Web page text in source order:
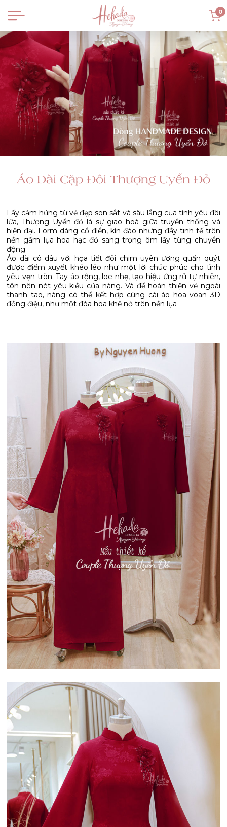
0
Áo Dài Cặp Đôi Thượng Uyển Đỏ
Lấy cảm hứng từ vẻ đẹp son sắt và sâu lắng của tình yêu đôi
lứa, Thượng Uyển đỏ là sự giao hoà giữa truyền thống và
hiện đại. Form dáng cổ điển, kín đáo nhưng đầy tinh tế trên
nền gấm lụa hoa hạc đỏ sang trọng ôm lấy từng chuyển
động
Áo dài cô dâu với họa tiết đôi chim uyên ương quấn quýt
được điểm xuyết khéo léo như một lời chúc phúc cho tình
yêu vẹn tròn. Tay áo rộng, loe nhẹ, tạo hiệu ứng rủ tự nhiên,
tôn nên nét yêu kiều của nàng. Và để hoàn thiện vẻ ngoài
thanh tao, nàng có thể kết hợp cùng cài áo hoa voan 3D